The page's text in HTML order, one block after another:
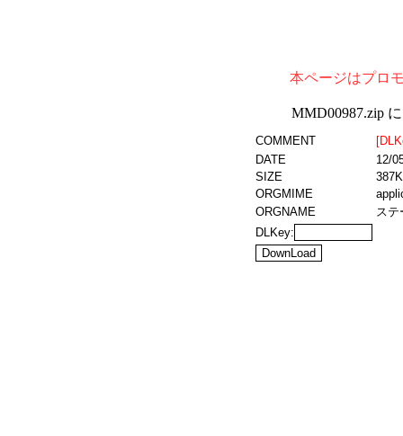
本ページはプロ
MMD00987.zip
COMMENT
DATE
12/
SIZE
ORGMIME
ORGNAME
ステ
DLKey: